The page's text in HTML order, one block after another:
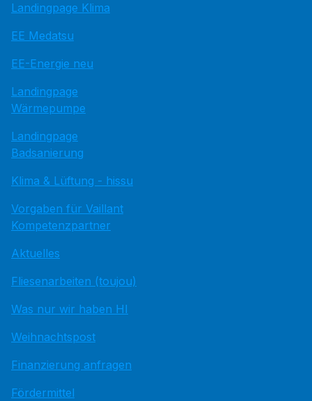
Landingpage Klima
EE Medatsu
EE-Energie neu
Landingpage
Wärmepumpe
Landingpage
Badsanierung
Klima & Lüftung - hissu
Vorgaben für Vaillant
Kompetenzpartner
Aktuelles
Fliesenarbeiten (toujou)
Was nur wir haben HI
Weihnachtspost
Finanzierung anfragen
Fördermittel